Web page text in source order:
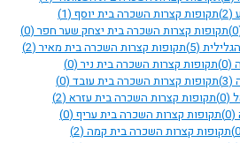
(2) תקופות קצרות השכרה בית יוסף (1)
תקופות קצרות השכרה בית יצחק שער חפר (0)
(5) תקופות קצרות השכרה בית מאיר (2)
(0) תקופות קצרות השכרה בית ניר (0)
(3) תקופות קצרות השכרה בית עובד (0)
(0) תקופות קצרות השכרה בית עזרא (2)
(0) תקופות קצרות השכרה בית עריף (0)
תקופות קצרות השכרה בית קמה (2)